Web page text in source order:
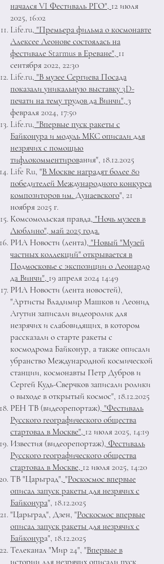
начался VI Фестиваль РГО", 12 июля
2025, 16:02
Life.ru, "Премьера фильма о космонавте
Алексее Леонове состоялась на
фестивале Starmus в Ереване", 11
сентября 2022, 22:30
Life.ru, "В музее Сергиева Посада
показали уникальную выставку 3D-
печати на тему трудов да Винчи", 3
февраля 2024, 17:50
Life.ru, "Впервые пуск ракеты с
Байконура и модуль МКС описали для
незрячих с помощью
тифлокомментирования", 18.12.2025
Life Ru, "В Москве наградят более 80
победителей Международного конкурса
композиторов им. Дунаевского", 21
ноября 2025 г.
Комсомольская правда, "Ночь музеев в
Люблино", май 2025 года.
РИА Новости (лента), "Новый "Музей
частных коллекций" открывается в
Подмосковье с экспозиции о Леонардо
да Винчи", 19 апреля 2024 14:49
РИА Новости (лента новостей),
"Артисты Владимир Машков и Леонид
Агутин записали видеоролик для
незрячих и слабовидящих, в котором
рассказали о старте ракеты с
космодрома Байконур, а также описали
убранство Международной космической
станции, космонавты Петр Дубров и
Сергей Кудь-Сверчков записали ролики
о выходе в открытый космос", 18.12.2025
РЕН ТВ (видеорепортаж), "Фестиваль
Русского географического общества
стартовал в Москве", 12 июля 2025, 14:19
Известия (видеорепортаж), Фестиваль
Русского географического общества
стартовал в Москве, 12 июля 2025, 14:20
ТВ "Царьград", "Роскосмос впервые
описал запуск ракеты для незрячих с
Байконура", 18.12.2025
"Царьград", Дзен, "Роскосмос впервые
описал запуск ракеты для незрячих с
Байконура", 18.12.2025
Телеканал "Мир 24", "Впервые в
истории для незрячих описали пуск